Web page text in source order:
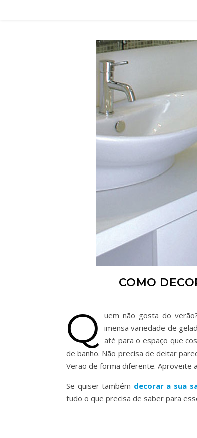
COMO
Q
uem não gosta do
imensa variedade de
até para o espaço que
de banho. Não precisa de deitar
Verão de forma diferente. Aproveite
Se quiser também decorar a sua
tudo o que precisa de saber para